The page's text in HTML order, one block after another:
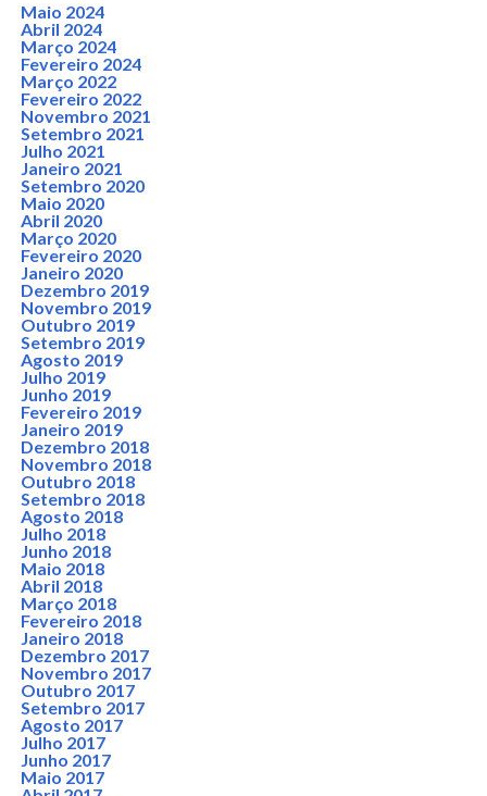
Maio 2024
Abril 2024
Março 2024
Fevereiro 2024
Março 2022
Fevereiro 2022
Novembro 2021
Setembro 2021
Julho 2021
Janeiro 2021
Setembro 2020
Maio 2020
Abril 2020
Março 2020
Fevereiro 2020
Janeiro 2020
Dezembro 2019
Novembro 2019
Outubro 2019
Setembro 2019
Agosto 2019
Julho 2019
Junho 2019
Fevereiro 2019
Janeiro 2019
Dezembro 2018
Novembro 2018
Outubro 2018
Setembro 2018
Agosto 2018
Julho 2018
Junho 2018
Maio 2018
Abril 2018
Março 2018
Fevereiro 2018
Janeiro 2018
Dezembro 2017
Novembro 2017
Outubro 2017
Setembro 2017
Agosto 2017
Julho 2017
Junho 2017
Maio 2017